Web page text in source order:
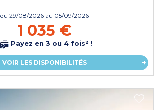
du 29/08/2026 au 05/09/2026
1 035 €
Payez en 3 ou 4 fois² !
VOIR LES DISPONIBILITÉS